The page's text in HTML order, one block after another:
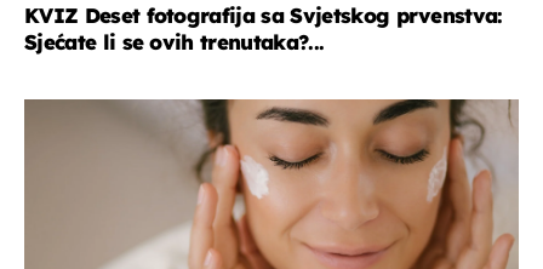
KVIZ Deset fotografija sa Svjetskog prvenstva:
Sjećate li se ovih trenutaka?...
moda & ljepota